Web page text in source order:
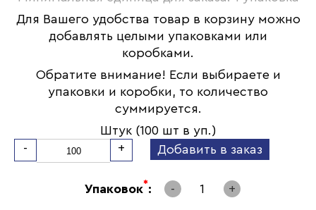
Для Вашего удобства товар в корзину можно
добавлять целыми упаковками или
коробками.
Обратите внимание! Если выбираете и
упаковки и коробки, то количество
суммируется.
Штук (100 шт в уп.)
-
+ Добавить в заказ
Упаковок*: - 1 +